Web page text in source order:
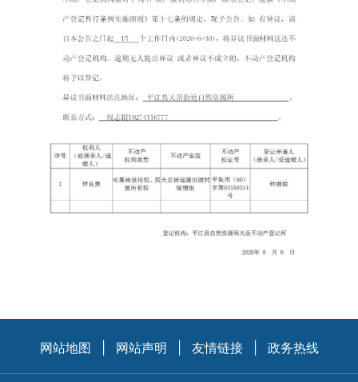
网站地图 网站声明 友情链接 政务热线